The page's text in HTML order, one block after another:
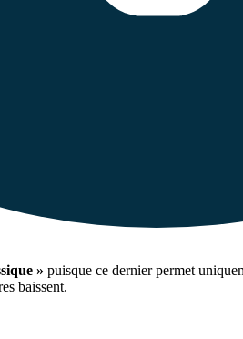
» puisque ce dernier permet
baissent.